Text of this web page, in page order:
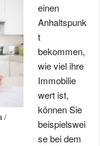
/
einen
Anhaltspunk
t
bekommen,
wie viel ihre
Immobilie
wert ist,
können Sie
beispielswei
se bei dem